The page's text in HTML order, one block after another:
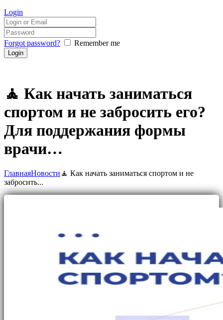
Login
Forgot password? Remember me
🧘 Как начать заниматься
спортом и не забросить его?
Для поддержания формы
врачи…
ГлавнаяНовости 🧘 Как начать заниматься спортом и не
забросить...